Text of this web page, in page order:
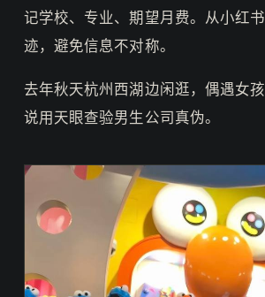
记学校、专业、期望月费。从小红
迹，避免信息不对称。
去年秋天杭州西湖边闲逛，偶遇女
说用天眼查验男生公司真伪。